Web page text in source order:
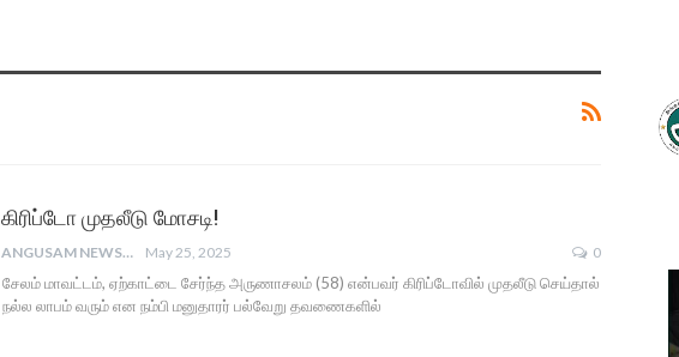
கிரிப்டோ முதலீடு மோசடி!
ANGUSAM NEWS May 25, 2025 0
சேலம் மாவட்டம், ஏற்காட்டை சேர்ந்த அருணாசலம் (58) என்பவர் கிரிப்டோவில் முதலீடு செய்தால்
நல்ல லாபம் வரும் என நம்பி மனுதாரர் பல்வேறு தவணைகளில்